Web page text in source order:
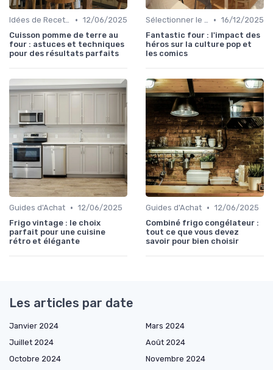
Idées de Recettes et d'Utilisations • 12/06/2025
Cuisson pomme de terre au
four : astuces et techniques
pour des résultats parfaits
Sélectionner le Bon Appareil • 16/12/2025
Fantastic four : l'impact des
héros sur la culture pop et
les comics
Guides d'Achat • 12/06/2025
Frigo vintage : le choix
parfait pour une cuisine
rétro et élégante
Guides d'Achat • 12/06/2025
Combiné frigo congélateur :
tout ce que vous devez
savoir pour bien choisir
Les articles par date
Janvier 2024
Mars 2024
Juillet 2024
Août 2024
Octobre 2024
Novembre 2024